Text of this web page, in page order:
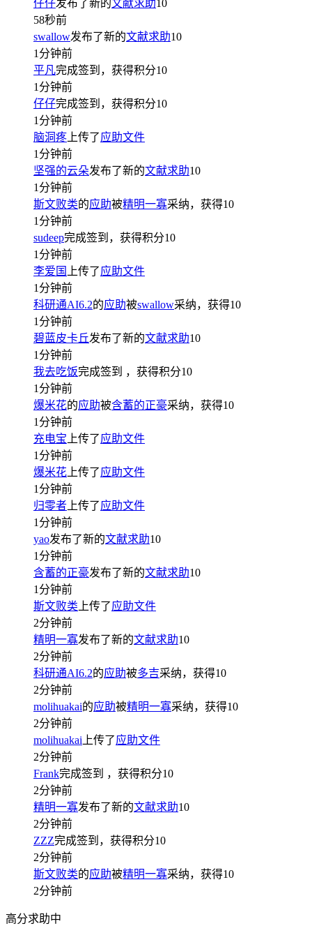
仔仔发布了新的文献求助10
58秒前
swallow发布了新的文献求助10
1分钟前
平凡完成签到，获得积分10
1分钟前
仔仔完成签到，获得积分10
1分钟前
脑洞疼上传了 应助文件
1分钟前
坚强的云朵发布了新的文献求助10
1分钟前
斯文败类的应助被精明一寡采纳，获得10
1分钟前
sudeep完成签到，获得积分10
1分钟前
李爱国 上传了 应助文件
1分钟前
科研通AI6.2的应助被swallow采纳，获得10
1分钟前
碧蓝皮卡丘发布了新的文献求助10
1分钟前
我去吃饭完成签到 ，获得积分10
1分钟前
爆米花的应助被含蓄的正豪采纳，获得10
1分钟前
充电宝上传了 应助文件
1分钟前
爆米花上传了 应助文件
1分钟前
归零者上传了 应助文件
1分钟前
yao发布了新的文献求助10
1分钟前
含蓄的正豪发布了新的文献求助10
1分钟前
斯文败类上传了 应助文件
2分钟前
精明一寡发布了新的文献求助10
2分钟前
科研通AI6.2的应助被多吉采纳，获得10
2分钟前
molihuakai的应助被精明一寡采纳，获得10
2分钟前
molihuakai上传了 应助文件
2分钟前
Frank完成签到 ，获得积分10
2分钟前
精明一寡发布了新的文献求助10
2分钟前
ZZZ完成签到，获得积分10
2分钟前
斯文败类的应助被精明一寡采纳，获得10
2分钟前
高分求助中